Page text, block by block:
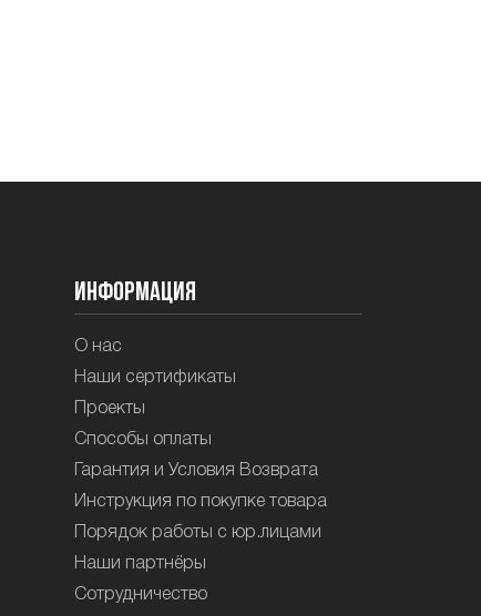
Информация
О нас
Наши сертификаты
Проекты
Способы оплаты
Гарантия и Условия Возврата
Инструкция по покупке товара
Порядок работы с юр.лицами
Наши партнёры
Сотрудничество